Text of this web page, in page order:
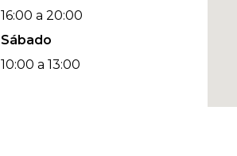
16:00 a 20:00
Sábado
10:00 a 13:00